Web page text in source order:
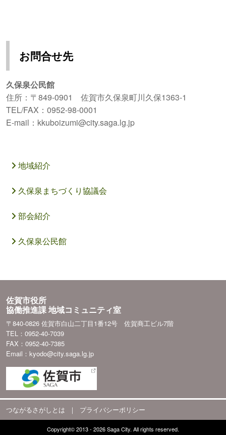
お問合せ先
久保泉公民館
住所：〒849-0901 佐賀市久保泉町川久保1363-1
TEL/FAX：0952-98-0001
E-mail：kkuboizumi@city.saga.lg.jp
地域紹介
久保泉まちづくり協議会
部会紹介
久保泉公民館
佐賀市役所
協働推進課 地域コミュニティ室
〒840-0826 佐賀市白山二丁目1番12号 佐賀商工ビル7階
TEL：0952-40-7039
FAX：0952-40-7385
Email：kyodo@city.saga.lg.jp
つながるさがしとは ｜ プライバシーポリシー
Copyright© 2013 - 2026 Saga City. All rights reserved.